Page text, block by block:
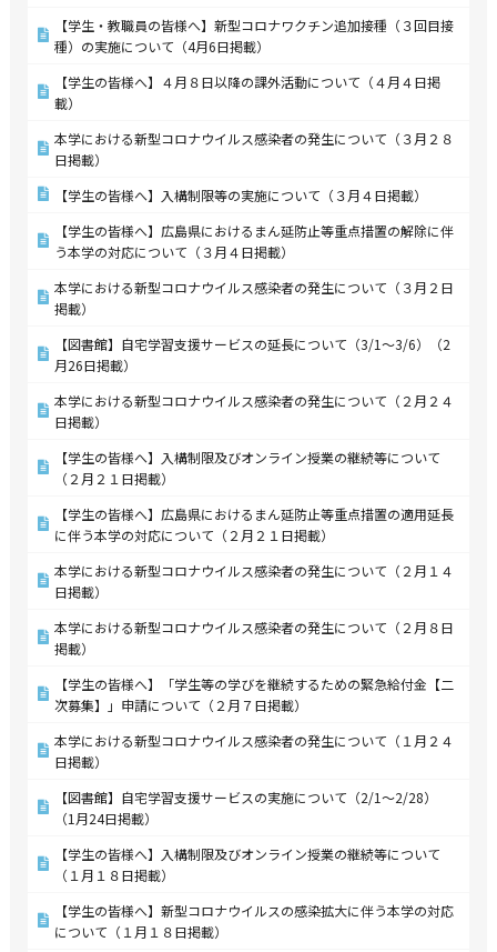
【学生・教職員の皆様へ】新型コロナワクチン追加接種（３回目接
種）の実施について（4月6日掲載）
【学生の皆様へ】４月８日以降の課外活動について（４月４日掲
載）
本学における新型コロナウイルス感染者の発生について（３月２８
日掲載）
【学生の皆様へ】入構制限等の実施について（３月４日掲載）
【学生の皆様へ】広島県におけるまん延防止等重点措置の解除に伴
う本学の対応について（３月４日掲載）
本学における新型コロナウイルス感染者の発生について（３月２日
掲載）
【図書館】自宅学習支援サービスの延長について（3/1～3/6）（2
月26日掲載）
本学における新型コロナウイルス感染者の発生について（２月２４
日掲載）
【学生の皆様へ】入構制限及びオンライン授業の継続等について
（２月２１日掲載）
【学生の皆様へ】広島県におけるまん延防止等重点措置の適用延長
に伴う本学の対応について（２月２１日掲載）
本学における新型コロナウイルス感染者の発生について（２月１４
日掲載）
本学における新型コロナウイルス感染者の発生について（２月８日
掲載）
【学生の皆様へ】「学生等の学びを継続するための緊急給付金【二
次募集】」申請について（２月７日掲載）
本学における新型コロナウイルス感染者の発生について（１月２４
日掲載）
【図書館】自宅学習支援サービスの実施について（2/1～2/28）
（1月24日掲載）
【学生の皆様へ】入構制限及びオンライン授業の継続等について
（１月１８日掲載）
【学生の皆様へ】新型コロナウイルスの感染拡大に伴う本学の対応
について（１月１８日掲載）